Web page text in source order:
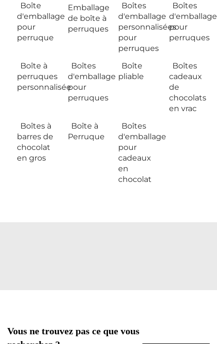
Boîte
d'emballage
pour
perruque
Emballage
de boîte à
perruques
Boîtes
d'emballage
personnalisées
pour
perruques
Boîtes
d'emballage
pour
perruques
Boîte à
perruques
personnalisée
Boîtes
d'emballage
pour
perruques
Boîte
pliable
Boîtes
cadeaux
de
chocolats
en vrac
Boîtes à
barres de
chocolat
en gros
Boîte à
Perruque
Boîtes
d'emballage
pour
cadeaux
en
chocolat
Vous ne trouvez pas ce que vous